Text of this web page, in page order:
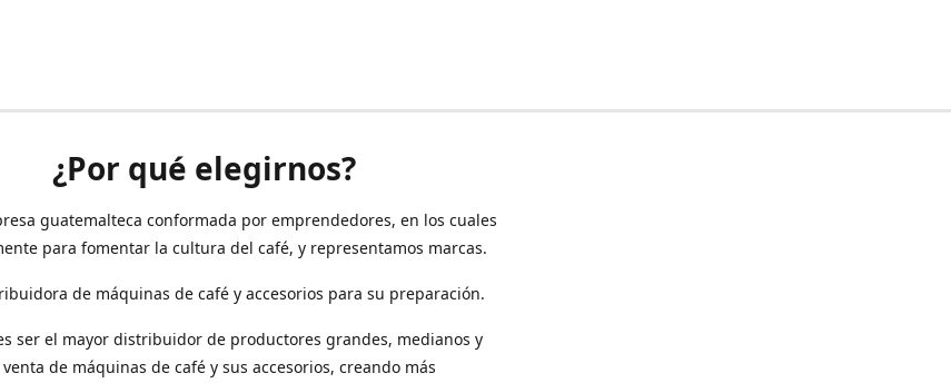
¿Por qué elegirnos?
guatemalteca conformada por emprendedores, en los cuales
para fomentar la cultura del café, y representamos marcas.
de máquinas de café y accesorios para su preparación.
ser el mayor distribuidor de productores grandes, medianos y
de máquinas de café y sus accesorios, creando más